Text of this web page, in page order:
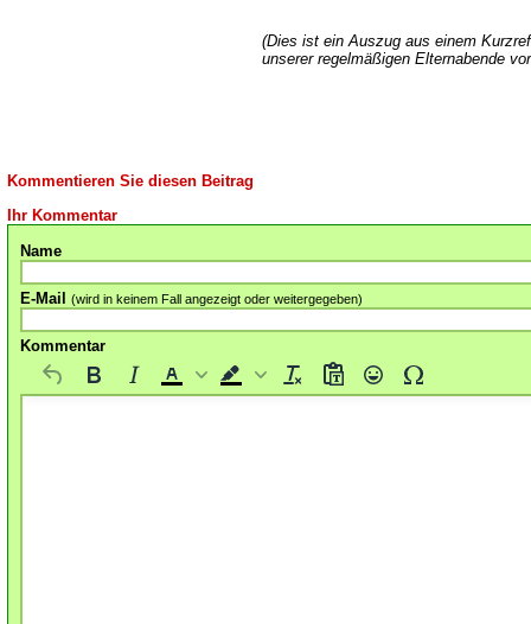
(Dies ist ein Auszug aus einem
unserer regelmäßigen Elternabende
Kommentieren Sie diesen Beitrag
Ihr Kommentar
Name
E-Mail (wird in keinem Fall angezeigt oder weitergegeben)
Kommentar